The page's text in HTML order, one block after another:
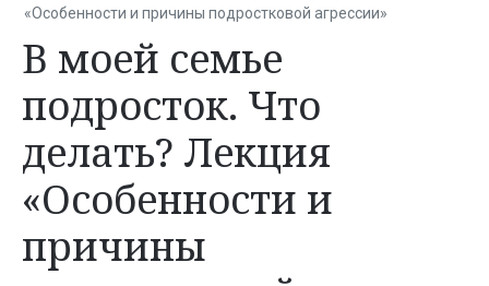
«Особенности и причины подростковой агрессии»
В моей семье
подросток. Что
делать? Лекция
«Особенности и
причины